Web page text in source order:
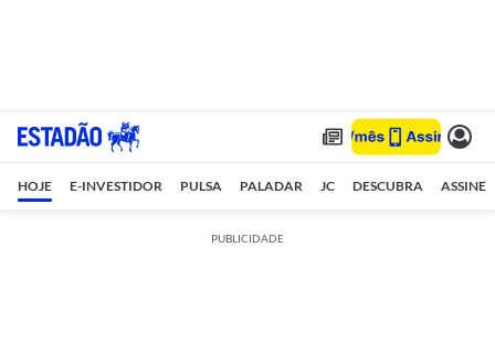
HOJE E-INVESTIDOR PULSA PALADAR JC DESCUBRA ASSINE
PUBLICIDADE